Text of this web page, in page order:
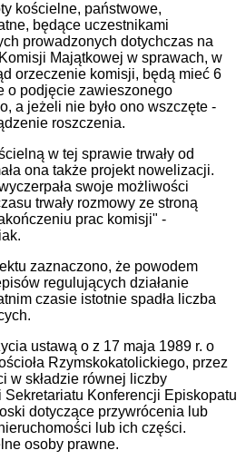
kościelne, państwowe,
będące uczestnikami
prowadzonych dotychczas na
Majątkowej w sprawach, w
orzeczenie komisji, będą mieć 6
o podjęcie zawieszonego
a jeżeli nie było ono wszczęte -
roszczenia.
w tej sprawie trwały od
ona także projekt nowelizacji.
swoje możliwości
trwały rozmowy ze stroną
prac komisji" -
zaznaczono, że powodem
regulujących działanie
czasie istotnie spadła liczba
ustawą o z 17 maja 1989 r. o
Rzymskokatolickiego, przez
w składzie równej liczby
Konferencji Episkopatu
dotyczące przywrócenia lub
lub ich części.
osoby prawne.